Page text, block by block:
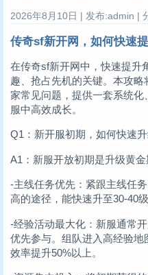
2026年8月10日 | 发布:admin |
传奇sf新开网，如何快速
在传奇sf新开网中，快速提升
趣、抢占先机的关键。本攻
家常见问题，提供一套系统
服中高效成长。
Q1：新开服初期，如何快速
A1：新服开放初期是升级黄
-主线任务优先：紧跟主线任
高的途径，能快速升至30-40级
-经验活动最大化：新服通常
优先参与。组队进入高经验地
效率提升50%以上。